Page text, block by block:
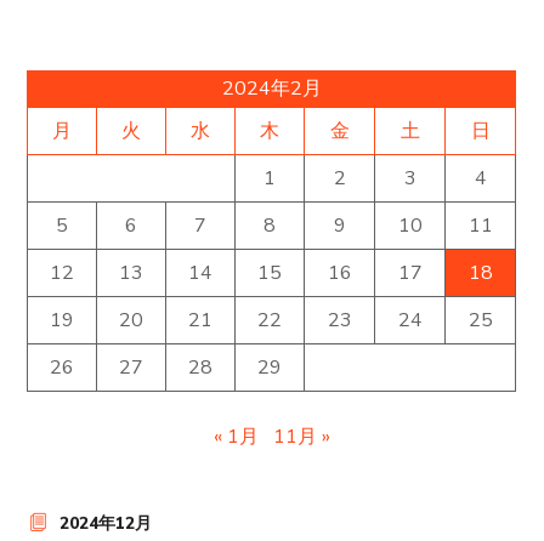
2024年2月
月
火 水 木 金 土
日
1
2 3
4
5
6 7 8 9 10
11
12
13 14 15 16 17
18
19
20 21 22 23 24
25
26
27 28 29
« 1月 11月 »
2024年12月